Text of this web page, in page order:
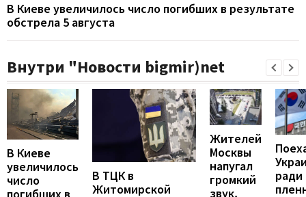
В Киеве увеличилось число погибших в результате
обстрела 5 августа
Внутри "Новости bigmir)net
В Киеве
увеличилось
число
погибших в
В ТЦК в
Житомирской
Жителей
Москвы
напугал
громкий
звук,
ради